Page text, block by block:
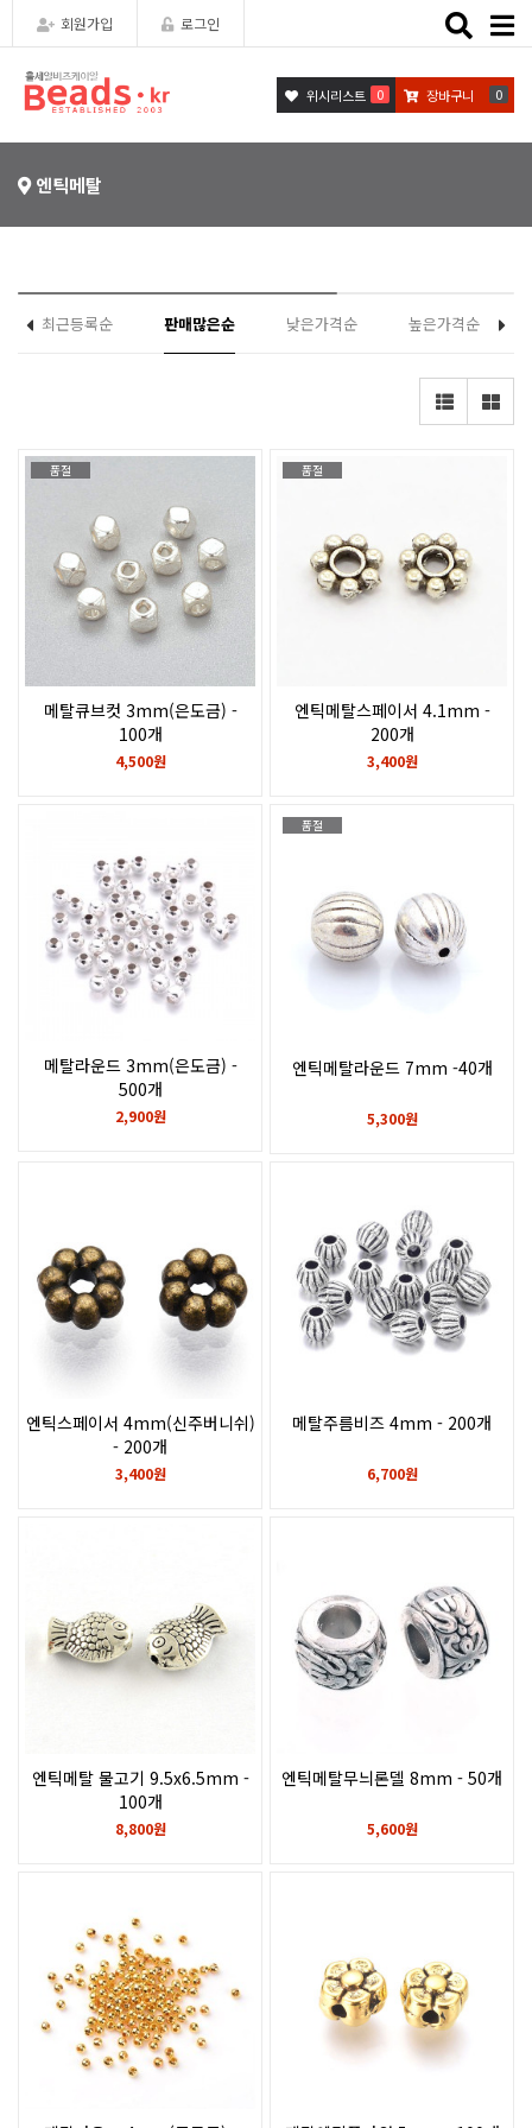
회원가입 로그인
Toggle
위시리스트 0 장바구니 0
엔틱메탈
최근등록순 판매많은순 낮은가격순 높은가격순
품절
메탈큐브컷 3mm(은도금) -
100개
4,500원
품절
엔틱메탈스페이서 4.1mm -
200개
3,400원
메탈라운드 3mm(은도금) -
500개
2,900원
품절
엔틱메탈라운드 7mm -40개
5,300원
엔틱스페이서 4mm(신주버니쉬)
- 200개
3,400원
메탈주름비즈 4mm - 200개
6,700원
엔틱메탈 물고기 9.5x6.5mm -
100개
8,800원
엔틱메탈무늬론델 8mm - 50개
5,600원